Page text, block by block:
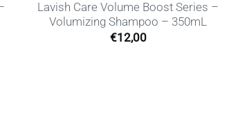
Lavish Care Volume Boost Series –
Volumizing Shampoo – 350mL
€12,00